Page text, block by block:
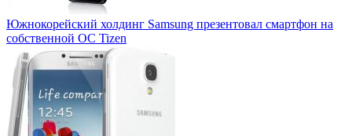
Южнокорейский холдинг Samsung презентовал смартфон на
собственной ОС Tizen